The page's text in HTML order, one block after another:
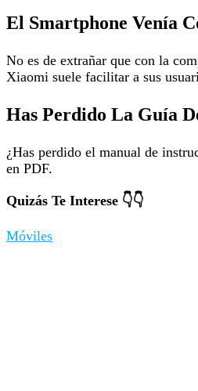
El Smartphone Venía
No es de extrañar que con la
Xiaomi suele facilitar a sus
Has Perdido La Guía
¿Has perdido el manual de
en PDF.
Quizás Te Interese 👇👇
Móviles